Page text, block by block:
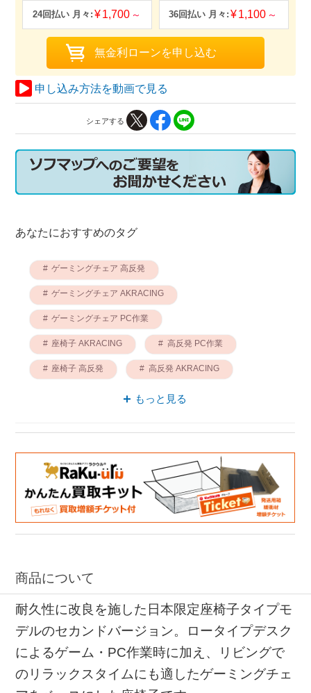
1,700 1,100
申し込み方法を動画で見る
シェアする
あなたにおすすめのタグ
ゲーミングチェア 高反発
ゲーミングチェア AKRACING
ゲーミングチェア PC作業
座椅子 AKRACING 高反発 PC作業
座椅子 高反発 高反発 AKRACING
座椅子 PC作業
もっと見る
商品について
耐久性に改良を施した日本限定座椅子タイプモ
デルのセカンドバージョン。ロータイプデスク
によるゲーム・PC作業時に加え、リビングで
のリラックスタイムにも適したゲーミングチェ